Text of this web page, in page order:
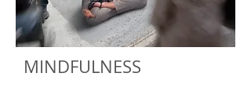
MINDFULNESS